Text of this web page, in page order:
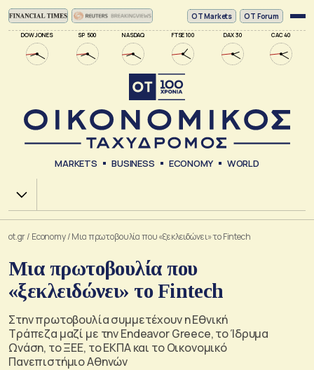
DOW JONES SP 500 NASDAQ FTSE 100 DAX 30 CAC 40
ΟΤ Markets OT Forum
MARKETS BUSINESS ECONOMY WORLD
Χ.Α.
ot.gr/ Economy/Μια πρωτοβουλία που «ξεκλειδώνει» το Fintech
Μια πρωτοβουλία που
«ξεκλειδώνει» το Fintech
Στην πρωτοβουλία συμμετέχουν η Εθνική
Τράπεζα μαζί με την Endeavor Greece, το Ίδρυμα
Ωνάση, το ΞΕΕ, το ΕΚΠΑ και το Οικονομικό
Πανεπιστήμιο Αθηνών